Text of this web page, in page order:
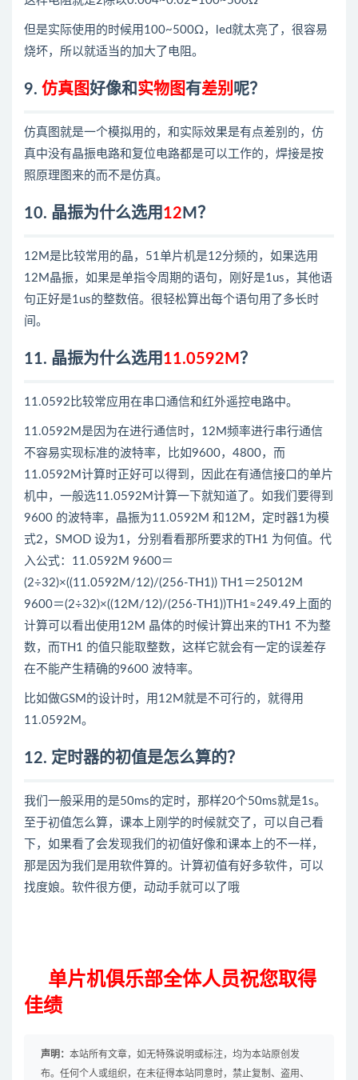
但是实际使用的时候用100~500Ω，led就太亮了，很容易
烧坏，所以就适当的加大了电阻。
9. 仿真图好像和 实物图有差别 呢？
仿真图就是一个模拟用的，和实际效果是有点差别的，仿
真中没有晶振电路和复位电路都是可以工作的，焊接是按
照原理图来的而不是仿真。
10. 晶振为什么选用 12 M？
12M是比较常用的晶，51单片机是12分频的，如果选用
12M晶振，如果是单指令周期的语句，刚好是1us，其他语
句正好是1us的整数倍。很轻松算出每个语句用了多长时
间。
11. 晶振为什么选用 11.0592M ？
11.0592比较常应用在串口通信和红外遥控电路中。
11.0592M是因为在进行通信时，12M频率进行串行通信
不容易实现标准的波特率，比如9600，4800，而
11.0592M计算时正好可以得到，因此在有通信接口的单片
机中，一般选11.0592M计算一下就知道了。如我们要得到
9600 的波特率，晶振为11.0592M 和12M，定时器1为模
式2，SMOD 设为1，分别看看那所要求的TH1 为何值。代
入公式：11.0592M 9600＝
(2÷32)×((11.0592M/12)/(256-TH1)) TH1＝25012M
9600＝(2÷32)×((12M/12)/(256-TH1))TH1≈249.49上面的
计算可以看出使用12M 晶体的时候计算出来的TH1 不为整
数，而TH1 的值只能取整数，这样它就会有一定的误差存
在不能产生精确的9600 波特率。
比如做GSM的设计时，用12M就是不可行的，就得用
11.0592M。
12. 定时器的初值是怎么算的？
我们一般采用的是50ms的定时，那样20个50ms就是1s。
至于初值怎么算，课本上刚学的时候就交了，可以自己看
下，如果看了会发现我们的初值好像和课本上的不一样，
那是因为我们是用软件算的。计算初值有好多软件，可以
找度娘。软件很方便，动动手就可以了哦
单片机俱乐部全体人员祝您取得
佳绩
声明： 本站所有文章，如无特殊说明或标注，均为本站原创发
布。任何个人或组织，在未征得本站同意时，禁止复制、盗用、